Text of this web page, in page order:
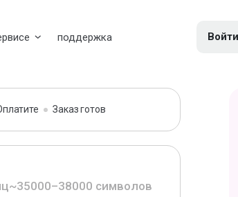
поддержка Войти
Заказ готов
~35000–38000 символов